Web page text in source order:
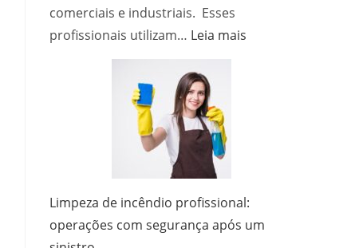
Usar
comerciais e industriais. Esses
profissionais utilizam… Leia mais
métodos?
Limpeza de incêndio profissional:
operações com segurança após um